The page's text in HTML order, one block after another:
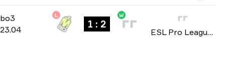
bo3 -bo3
23.04
L
1 : 2
W
ESL Pro League: Season 19 2024